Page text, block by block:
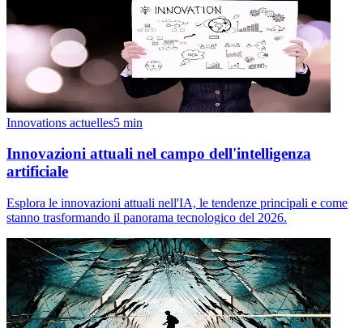
Innovations actuelles5 min
Innovazioni attuali nel campo dell'intelligenza
artificiale
Esplora le innovazioni attuali nell'IA, le tendenze principali e come
stanno trasformando il panorama tecnologico del 2026.